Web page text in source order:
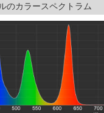
のカラースペクトラム